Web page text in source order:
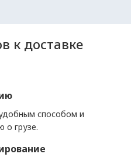
к доставке
способом и
о грузе.